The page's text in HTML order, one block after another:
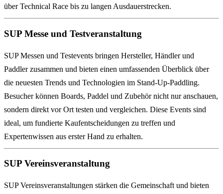
über Technical Race bis zu langen Ausdauerstrecken.
SUP Messe und Testveranstaltung
SUP Messen und Testevents bringen Hersteller, Händler und
Paddler zusammen und bieten einen umfassenden Überblick über
die neuesten Trends und Technologien im Stand-Up-Paddling.
Besucher können Boards, Paddel und Zubehör nicht nur anschauen,
sondern direkt vor Ort testen und vergleichen. Diese Events sind
ideal, um fundierte Kaufentscheidungen zu treffen und
Expertenwissen aus erster Hand zu erhalten.
SUP Vereinsveranstaltung
SUP Vereinsveranstaltungen stärken die Gemeinschaft und bieten